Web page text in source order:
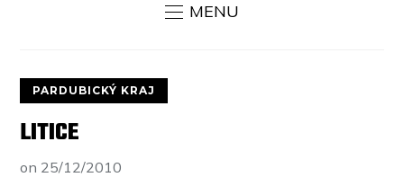
MENU
PARDUBICKÝ KRAJ
LITICE
on 25/12/2010